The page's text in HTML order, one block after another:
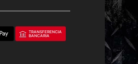
TRANSFERENCIA
BANCARIA